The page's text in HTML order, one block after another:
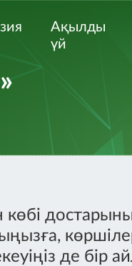
Ақылды
үй
көбі
де бір